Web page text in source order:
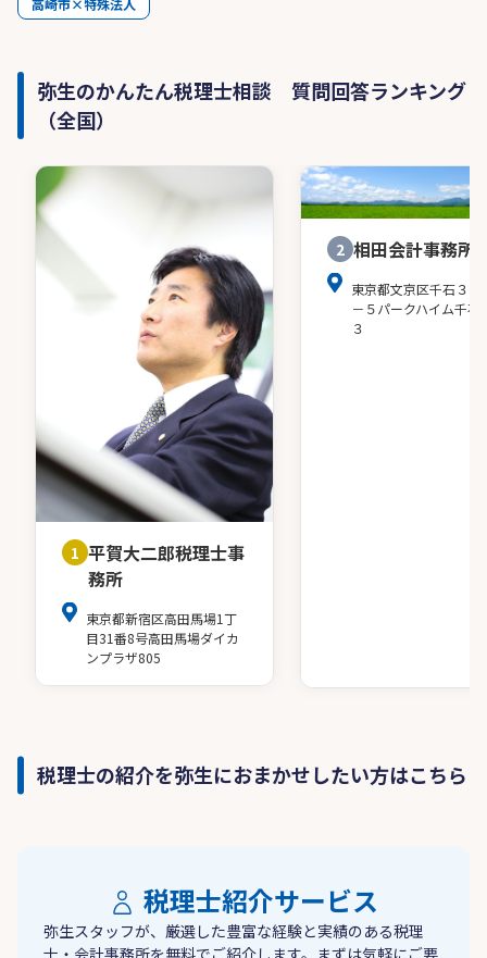
高崎市×特殊法人
弥生のかんたん税理士相談 質問回答ランキング
（全国）
1 平賀大二郎税理士事
務所
東京都新宿区高田馬場1丁
目31番8号高田馬場ダイカ
ンプラザ805
2 相田会計事務所
東京都文京区千石３－
－５パークハイム千石
３
税理士の紹介を弥生におまかせしたい方はこちら
税理士紹介サービス
弥生スタッフが、厳選した豊富な経験と実績のある税理
士・会計事務所を無料でご紹介します。まずは気軽にご要